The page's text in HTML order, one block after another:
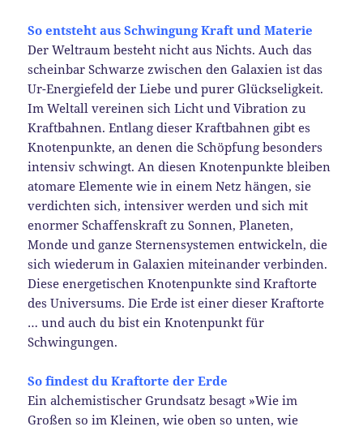
So entsteht aus Schwingung Kraft und Materie
Der Weltraum besteht nicht aus Nichts. Auch das
scheinbar Schwarze zwischen den Galaxien ist das
Ur-Energiefeld der Liebe und purer Glückseligkeit.
Im Weltall vereinen sich Licht und Vibration zu
Kraftbahnen. Entlang dieser Kraftbahnen gibt es
Knotenpunkte, an denen die Schöpfung besonders
intensiv schwingt. An diesen Knotenpunkte bleiben
atomare Elemente wie in einem Netz hängen, sie
verdichten sich, intensiver werden und sich mit
enormer Schaffenskraft zu Sonnen, Planeten,
Monde und ganze Sternensystemen entwickeln, die
sich wiederum in Galaxien miteinander verbinden.
Diese energetischen Knotenpunkte sind Kraftorte
des Universums. Die Erde ist einer dieser Kraftorte
… und auch du bist ein Knotenpunkt für
Schwingungen.
So findest du Kraftorte der Erde
Ein alchemistischer Grundsatz besagt »Wie im
Großen so im Kleinen, wie oben so unten, wie